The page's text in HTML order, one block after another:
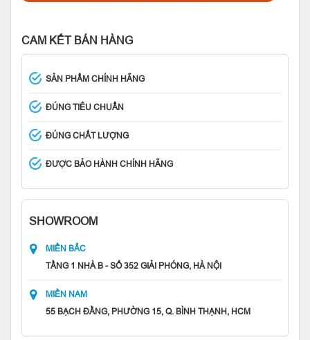
CAM KẾT BÁN HÀNG
SẢN PHẨM CHÍNH HÃNG
ĐÚNG TIÊU CHUẨN
ĐÚNG CHẤT LƯỢNG
ĐƯỢC BẢO HÀNH CHÍNH HÃNG
SHOWROOM
MIỀN BẮC
TẦNG 1 NHÀ B - SỐ 352 GIẢI PHÓNG, HÀ NỘI
MIỀN NAM
55 BẠCH ĐẰNG, PHƯỜNG 15, Q. BÌNH THẠNH, HCM